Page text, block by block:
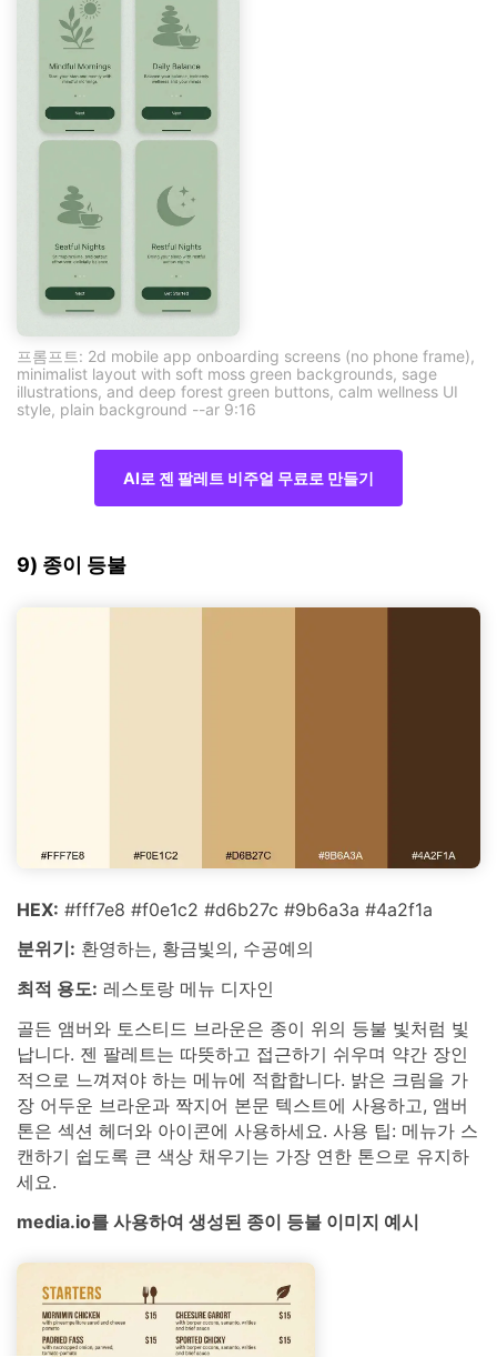
프롬프트: 2d mobile app onboarding screens (no phone frame),
minimalist layout with soft moss green backgrounds, sage
illustrations, and deep forest green buttons, calm wellness UI
style, plain background --ar 9:16
AI로 젠 팔레트 비주얼 무료로 만들기
9) 종이 등불
HEX: #fff7e8 #f0e1c2 #d6b27c #9b6a3a #4a2f1a
분위기: 환영하는, 황금빛의, 수공예의
최적 용도: 레스토랑 메뉴 디자인
골든 앰버와 토스티드 브라운은 종이 위의 등불 빛처럼 빛
납니다. 젠 팔레트는 따뜻하고 접근하기 쉬우며 약간 장인
적으로 느껴져야 하는 메뉴에 적합합니다. 밝은 크림을 가
장 어두운 브라운과 짝지어 본문 텍스트에 사용하고, 앰버
톤은 섹션 헤더와 아이콘에 사용하세요. 사용 팁: 메뉴가 스
캔하기 쉽도록 큰 색상 채우기는 가장 연한 톤으로 유지하
세요.
media.io를 사용하여 생성된 종이 등불 이미지 예시